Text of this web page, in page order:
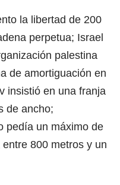
la libertad de 200
perpetua; Israel
palestina
de amortiguación en
insistió en una franja
de ancho;
pedía un máximo de
800 metros y un